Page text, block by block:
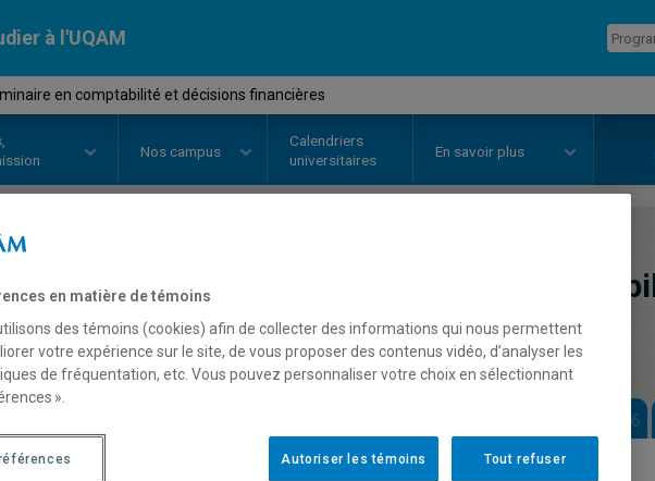
à l'UQAM
en comptabilité et décisions financières
Nos campus
Calendriers
universitaires
En savoir plus
COURS// SCO6903
Séminaire en
décisions financières
Horaire - Automne 2026
en matière de témoins
des témoins (cookies) afin de collecter des informations qui nous permettent
votre expérience sur le site, de vous proposer des contenus vidéo, d’analyser les
de fréquentation, etc. Vous pouvez personnaliser votre choix en sélectionnant
».
Tout refuser
Autoriser les témoins